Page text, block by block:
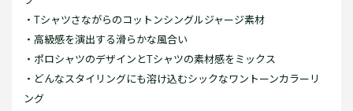
・Tシャツさながらのコットンシングルジャージ素材
・高級感を演出する滑らかな風合い
・ポロシャツのデザインとTシャツの素材感をミックス
・どんなスタイリングにも溶け込むシックなワントーンカラーリ
ング